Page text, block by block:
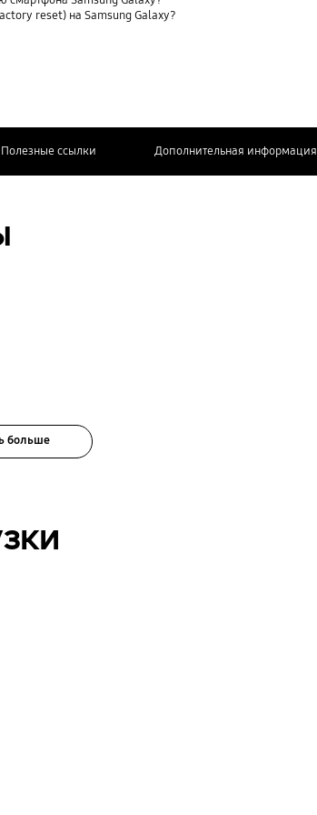
reset) на Samsung Galaxy?
Полезные ссылки Дополнительная информация
больше